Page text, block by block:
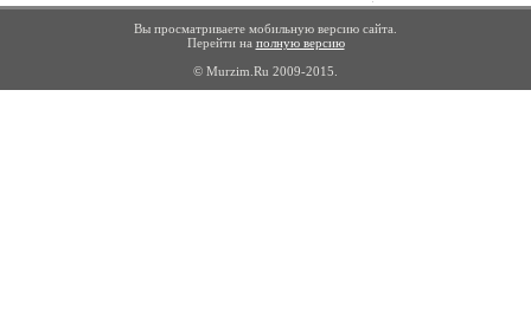
Вы просматриваете мобильную версию сайта.
Перейти на полную версию
© Murzim.Ru 2009-2015.